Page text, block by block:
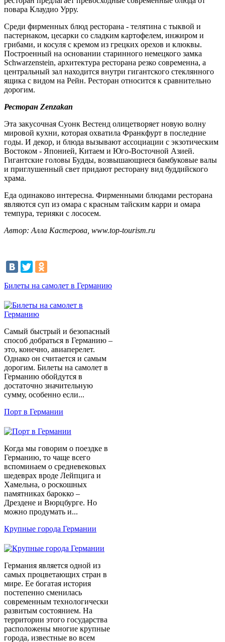
повара Клаудио Урру.
Среди фирменных блюд ресторана - телятина с тыквой и
пастернаком, цесарки со сладким картофелем, инжиром и
грибами, и косуля с кремом из грецких орехов и клюквы.
Построенный на основании старинного немецкого замка
Schwarzenstein, архитектура ресторана резко современна, а
центральный зал находится внутри гигантского стеклянного
ящика с видом на Рейн. Ресторан относится к сравнительно
дорогим.
Ресторан Zenzakan
Эта закусочная Суонк Вестенд олицетворяет новую волну
мировой кухни, которая охватила Франкфурт в последние
годы. И декор, и блюда вызывают ассоциации с экзотическим
Востоком - Японией, Китаем и Юго-Восточной Азией.
Гигантские головы Будды, возвышающиеся бамбуковые валы
и приглушенный свет придают ресторану вид буддийского
храма.
Еда одинаково интересна. Фирменными блюдами ресторана
являются суп из омара с красным тайским карри и омара
темпура, терияки с лососем.
Автор: Алла Кастерова, www.top-tourism.ru
Билеты на самолет в Германию
Самый быстрый и безопасный
способ добраться в Германию –
это, конечно, авиаперелет.
Однако он считается и самым
дорогим. Билеты на самолет в
Германию обойдутся в
достаточно значительную
сумму, особенно если...
Порт в Германии
Когда мы говорим о поездке в
Германию, то чаще всего
вспоминаем о средневековых
шедеврах вроде Лейпцига и
Хамельна, о роскошных
памятниках барокко –
Дрездене и Вюрцбурге. Но
можно продумать и...
Крупные города Германии
Германия является одной из
самых процветающих стран в
мире. Ее богатая история
постепенно сменилась
современным технологически
развитым состоянием. На
территории этого государства
расположены многие крупные
города, известные во всем